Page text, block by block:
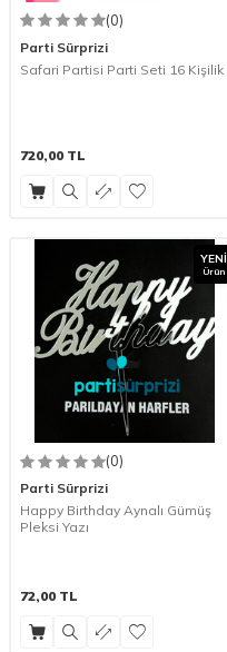
(0)
Parti Sürprizi
Safari Partisi Parti Seti 16 Kişilik
720,00 TL
YENI
Ürün
(0)
Parti Sürprizi
Happy Birthday Aynalı Gümüş
Pleksi Yazı
72,00 TL